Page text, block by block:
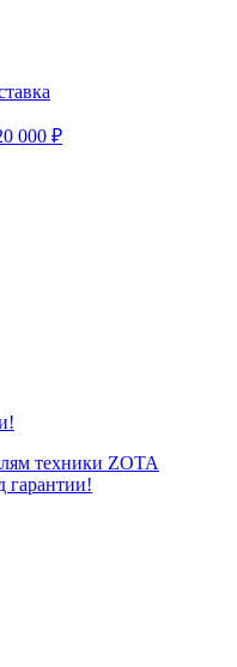
000 ₽
техники ZOTA
гарантии!